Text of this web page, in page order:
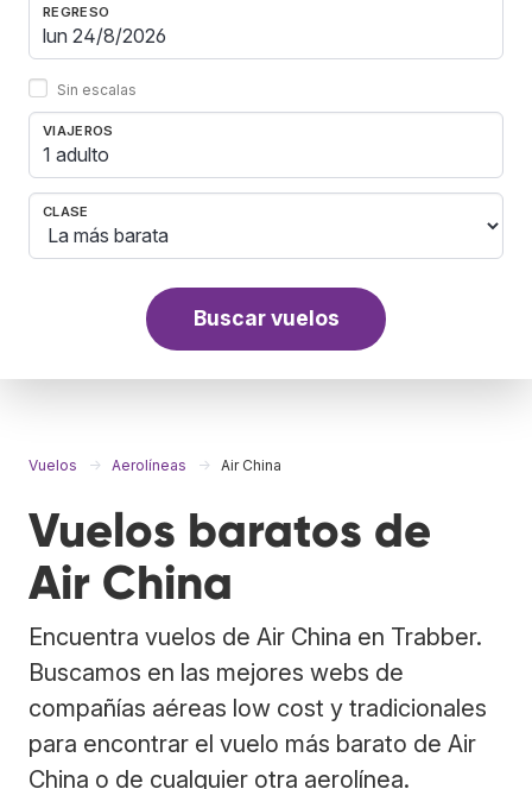
REGRESO
Sin escalas
VIAJEROS
1 adulto
CLASE
Buscar vuelos
Vuelos Aerolíneas Air China
Vuelos baratos de
Air China
Encuentra vuelos de Air China en Trabber.
Buscamos en las mejores webs de
compañías aéreas low cost y tradicionales
para encontrar el vuelo más barato de Air
China o de cualquier otra aerolínea.